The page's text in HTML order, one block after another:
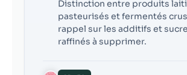
Distinction entre produits
pasteurisés et fermentés
rappel sur les additifs et
raffinés à supprimer.